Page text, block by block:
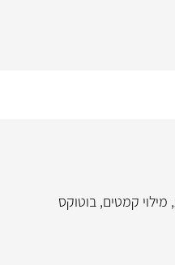
, מילוי קמטים, בוטוקס